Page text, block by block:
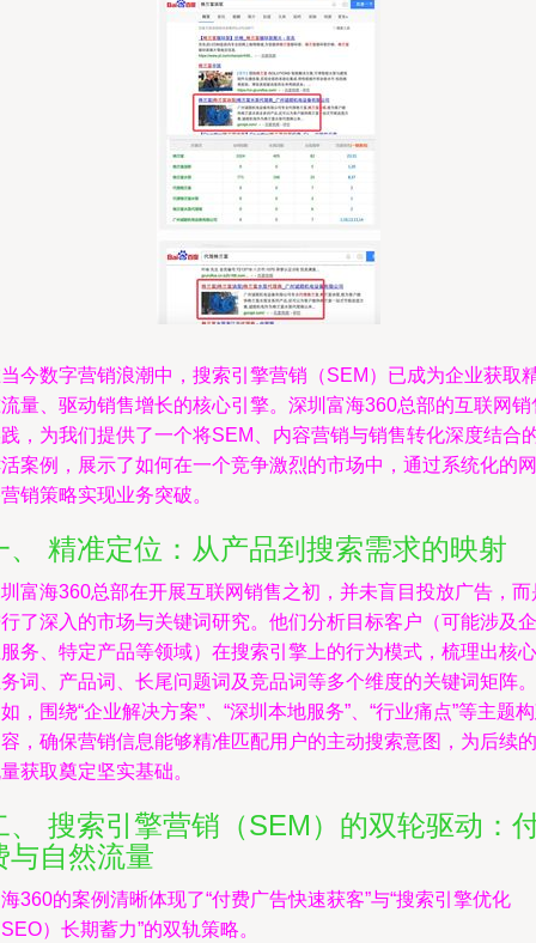
今数字营销浪潮中，搜索引擎营销（SEM）已成为企业获取
量、驱动销售增长的核心引擎。深圳富海360总部的互联网销
，为我们提供了一个将SEM、内容营销与销售转化深度结合
案例，展示了如何在一个竞争激烈的市场中，通过系统化的网
销策略实现业务突破。
、 精准定位：从产品到搜索需求的映射
富海360总部在开展互联网销售之初，并未盲目投放广告，而
了深入的市场与关键词研究。他们分析目标客户（可能涉及企
务、特定产品等领域）在搜索引擎上的行为模式，梳理出核心
词、产品词、长尾问题词及竞品词等多个维度的关键词矩阵。
，围绕“企业解决方案”、“深圳本地服务”、“行业痛点”等主题
，确保营销信息能够精准匹配用户的主动搜索意图，为后续的
获取奠定坚实基础。
、 搜索引擎营销（SEM）的双轮驱动：
与自然流量
360的案例清晰体现了“付费广告快速获客”与“搜索引擎优化
）长期蓄力”的双轨策略。